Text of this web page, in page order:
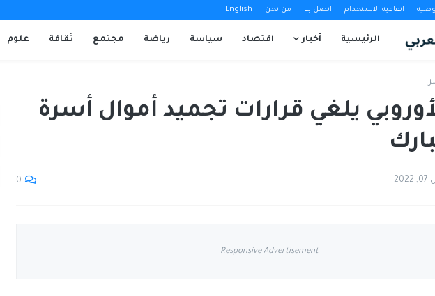
اتفاقية الاستخدام اتصل بنا من نحن English
الرئيسية آخبار اقتصاد سياسة رياضة مجتمع ثقافة علوم
يلغي قرارات تجميد أموال أسرة
0
Responsive Advertisement